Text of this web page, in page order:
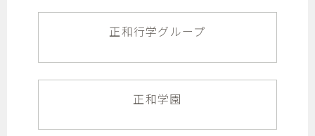
正和行学グループ
正和学園